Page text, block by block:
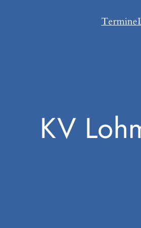
Termine
KV